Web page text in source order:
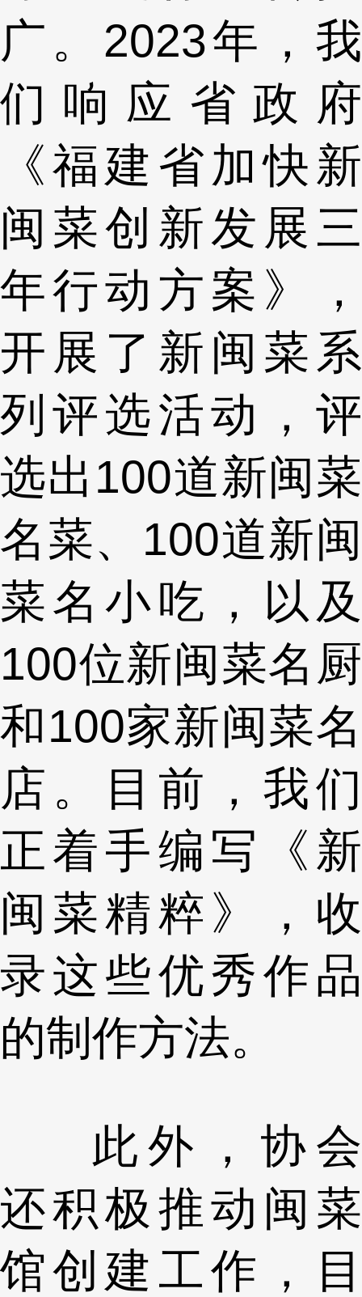
广。2023年，我
们响应省政府
《福建省加快新
闽菜创新发展三
年行动方案》，
开展了新闽菜系
列评选活动，评
选出100道新闽菜
名菜、100道新闽
菜名小吃，以及
100位新闽菜名厨
和100家新闽菜名
店。目前，我们
正着手编写《新
闽菜精粹》，收
录这些优秀作品
的制作方法。
此外，协会
还积极推动闽菜
馆创建工作，目